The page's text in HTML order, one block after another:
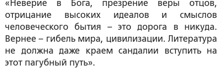
«Неверие в Бога, презрение веры отцов,
отрицание высоких идеалов и смыслов
человеческого бытия – это дорога в никуда.
Вернее – гибель мира, цивилизации. Литература
не должна даже краем сандалии вступить на
этот пагубный путь».